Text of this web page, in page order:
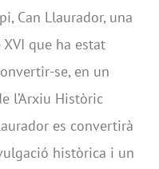
Can Llaurador, una
que ha estat
se, en un
l’Arxiu Històric
es convertirà
històrica i un